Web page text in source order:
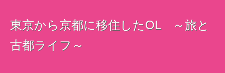
東京から京都に移住したOL ～旅と
古都ライフ～